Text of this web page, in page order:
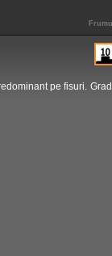
pe fisuri.